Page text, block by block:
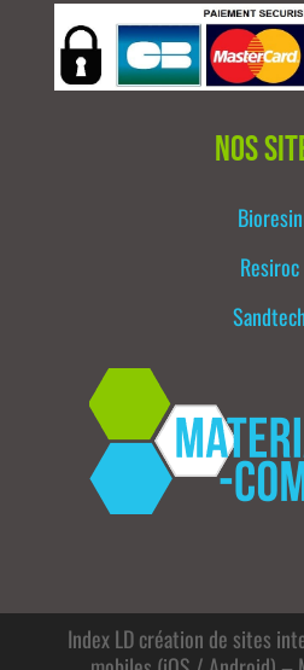
Nos
Bioresin
Resiroc
Sandtech
Index LD création de sites